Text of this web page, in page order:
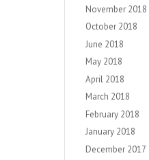
November 2018
October 2018
June 2018
May 2018
April 2018
March 2018
February 2018
January 2018
December 2017